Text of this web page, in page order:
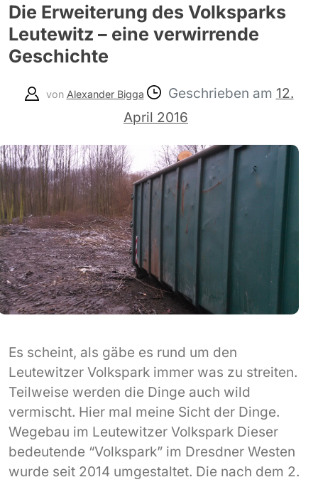
Die Erweiterung des Volksparks
Leutewitz – eine verwirrende
Geschichte
von Alexander Bigga Geschrieben am 12.
April 2016
Es scheint, als gäbe es rund um den
Leutewitzer Volkspark immer was zu streiten.
Teilweise werden die Dinge auch wild
vermischt. Hier mal meine Sicht der Dinge.
Wegebau im Leutewitzer Volkspark Dieser
bedeutende “Volkspark” im Dresdner Westen
wurde seit 2014 umgestaltet. Die nach dem 2.